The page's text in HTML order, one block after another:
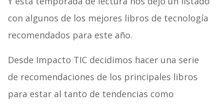
con algunos de los mejores libros de tecnología
recomendados para este año.
Desde Impacto TIC decidimos hacer una serie
de recomendaciones de los principales libros
para estar al tanto de tendencias como